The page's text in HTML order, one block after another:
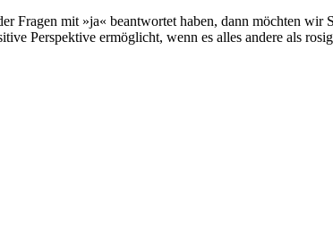
Fragen mit »ja« beantwortet haben, dann möchten wir
Perspektive ermöglicht, wenn es alles andere als